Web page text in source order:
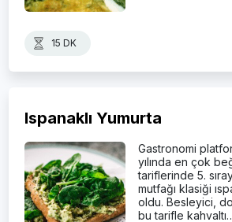
15 DK
Ispanaklı Yumurta
Gastronomi
yılında en çok
tariflerinde 5.
mutfağı klasiği
oldu. Besleyici,
bu tarifle